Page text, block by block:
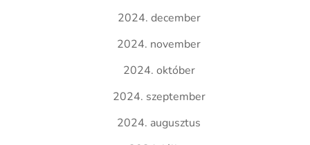
2024. december
2024. november
2024. október
2024. szeptember
2024. augusztus